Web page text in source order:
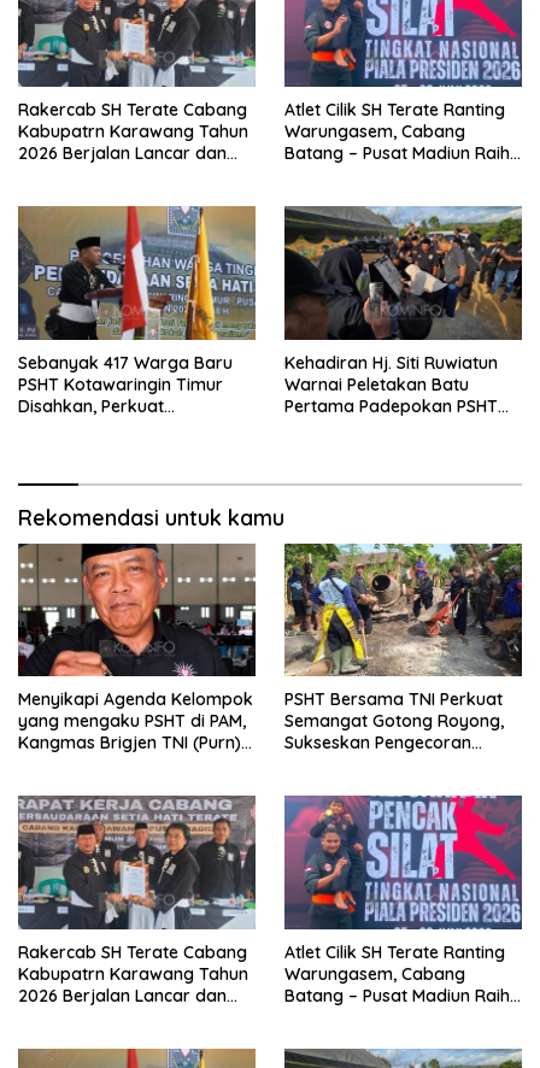
Rakercab SH Terate Cabang
Kabupatrn Karawang Tahun
2026 Berjalan Lancar dan
Atlet Cilik SH Terate Ranting
Warungasem, Cabang
Batang – Pusat Madiun Raih
Sebanyak 417 Warga Baru
PSHT Kotawaringin Timur
Disahkan, Perkuat
Kehadiran Hj. Siti Ruwiatun
Warnai Peletakan Batu
Pertama Padepokan PSHT
Rekomendasi untuk kamu
Menyikapi Agenda Kelompok
yang mengaku PSHT di PAM,
Kangmas Brigjen TNI (Purn)
PSHT Bersama TNI Perkuat
Semangat Gotong Royong,
Sukseskan Pengecoran
Rakercab SH Terate Cabang
Kabupatrn Karawang Tahun
2026 Berjalan Lancar dan
Atlet Cilik SH Terate Ranting
Warungasem, Cabang
Batang – Pusat Madiun Raih